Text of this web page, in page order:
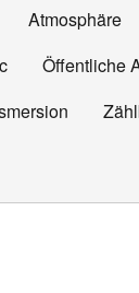
Atmosphäre
Öffentliche